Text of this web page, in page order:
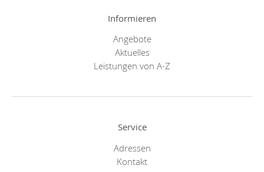
Informieren
Angebote
Aktuelles
Leistungen von A-Z
Service
Adressen
Kontakt